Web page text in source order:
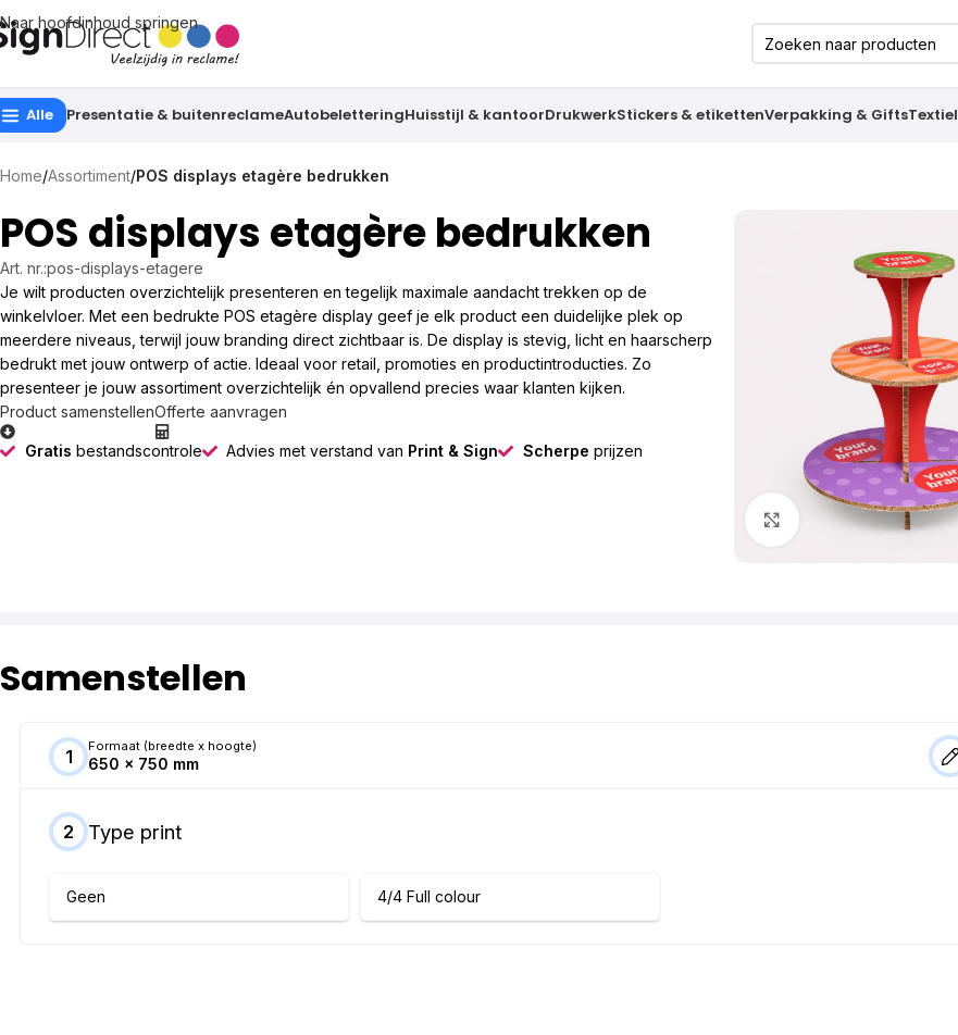
Naar hoofdinhoud springen
Alle Presentatie & buitenreclameAutobeletteringHuisstijl & kantoorDrukwerkStickers & etikettenVerpakking & GiftsTextiel
Home/Assortiment/POS displays etagère bedrukken
POS displays etagère bedrukken
Art. nr.:pos-displays-etagere
Je wilt producten overzichtelijk presenteren en tegelijk maximale aandacht trekken op de
winkelvloer. Met een bedrukte POS etagère display geef je elk product een duidelijke plek op
meerdere niveaus, terwijl jouw branding direct zichtbaar is. De display is stevig, licht en haarscherp
bedrukt met jouw ontwerp of actie. Ideaal voor retail, promoties en productintroducties. Zo
presenteer je jouw assortiment overzichtelijk én opvallend precies waar klanten kijken.
Product samenstellenOfferte aanvragen
Gratis bestandscontrole Advies met verstand van Print & Sign Scherpe prijzen
Klik om te vergroten
Samenstellen
1 Formaat (breedte x hoogte)
650 x 750 mm
2 Type print
Geen 4/4 Full colour